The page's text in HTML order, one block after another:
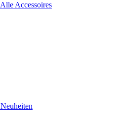
Alle Accessoires
Neuheiten